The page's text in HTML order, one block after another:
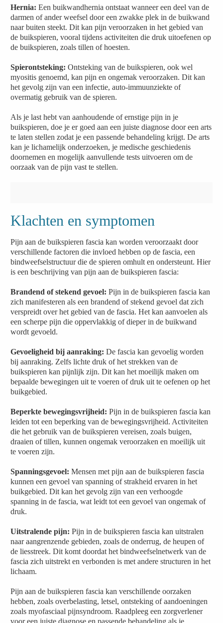
Hernia: Een buikwandhernia ontstaat wanneer een deel van de
darmen of ander weefsel door een zwakke plek in de buikwand
naar buiten steekt. Dit kan pijn veroorzaken in het gebied van
de buikspieren, vooral tijdens activiteiten die druk uitoefenen op
de buikspieren, zoals tillen of hoesten.
Spierontsteking: Ontsteking van de buikspieren, ook wel
myositis genoemd, kan pijn en ongemak veroorzaken. Dit kan
het gevolg zijn van een infectie, auto-immuunziekte of
overmatig gebruik van de spieren.
Als je last hebt van aanhoudende of ernstige pijn in je
buikspieren, doe je er goed aan een juiste diagnose door een arts
te laten stellen zodat je een passende behandeling krijgt. De arts
kan je lichamelijk onderzoeken, je medische geschiedenis
doornemen en mogelijk aanvullende tests uitvoeren om de
oorzaak van de pijn vast te stellen.
Klachten en symptomen
Pijn aan de buikspieren fascia kan worden veroorzaakt door
verschillende factoren die invloed hebben op de fascia, een
bindweefselstructuur die de spieren omhult en ondersteunt. Hier
is een beschrijving van pijn aan de buikspieren fascia:
Brandend of stekend gevoel: Pijn in de buikspieren fascia kan
zich manifesteren als een brandend of stekend gevoel dat zich
verspreidt over het gebied van de fascia. Het kan aanvoelen als
een scherpe pijn die oppervlakkig of dieper in de buikwand
wordt gevoeld.
Gevoeligheid bij aanraking: De fascia kan gevoelig worden
bij aanraking. Zelfs lichte druk of het strekken van de
buikspieren kan pijnlijk zijn. Dit kan het moeilijk maken om
bepaalde bewegingen uit te voeren of druk uit te oefenen op het
buikgebied.
Beperkte bewegingsvrijheid: Pijn in de buikspieren fascia kan
leiden tot een beperking van de bewegingsvrijheid. Activiteiten
die het gebruik van de buikspieren vereisen, zoals buigen,
draaien of tillen, kunnen ongemak veroorzaken en moeilijk uit
te voeren zijn.
Spanningsgevoel: Mensen met pijn aan de buikspieren fascia
kunnen een gevoel van spanning of strakheid ervaren in het
buikgebied. Dit kan het gevolg zijn van een verhoogde
spanning in de fascia, wat leidt tot een gevoel van ongemak of
druk.
Uitstralende pijn: Pijn in de buikspieren fascia kan uitstralen
naar aangrenzende gebieden, zoals de onderrug, de heupen of
de liesstreek. Dit komt doordat het bindweefselnetwerk van de
fascia zich uitstrekt en verbonden is met andere structuren in het
lichaam.
Pijn aan de buikspieren fascia kan verschillende oorzaken
hebben, zoals overbelasting, letsel, ontsteking of aandoeningen
zoals myofasciaal pijnsyndroom. Raadpleeg een zorgverlener
voor een juiste diagnose en passende behandeling als je